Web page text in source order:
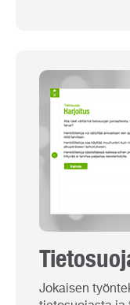
Jokaisen